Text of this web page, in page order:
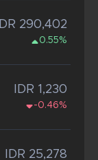
IDR 290,402
0.55%
IDR 1,230
-0.46%
IDR 25,278